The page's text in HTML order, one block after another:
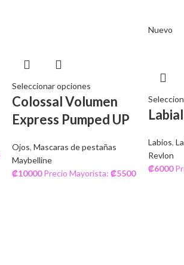
Seleccionar opciones
Colossal Volumen
Express Pumped UP
Ojos, Mascaras de pestañas
Maybelline
₡10000 Precio Mayorista: ₡5500
Nuevo
Labios,
Revlon
₡6000